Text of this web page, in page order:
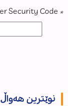
*
نوێترین هەواڵ